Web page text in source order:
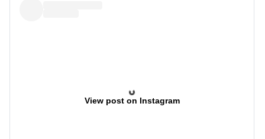
View post on Instagram